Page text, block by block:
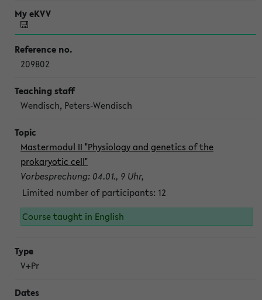
209802
Wendisch, Peters-Wendisch
Mastermodul II "Physiology and genetics of the
prokaryotic cell"
Vorbesprechung: 04.01., 9 Uhr,
Limited number of participants: 12
Course taught in English
V+Pr